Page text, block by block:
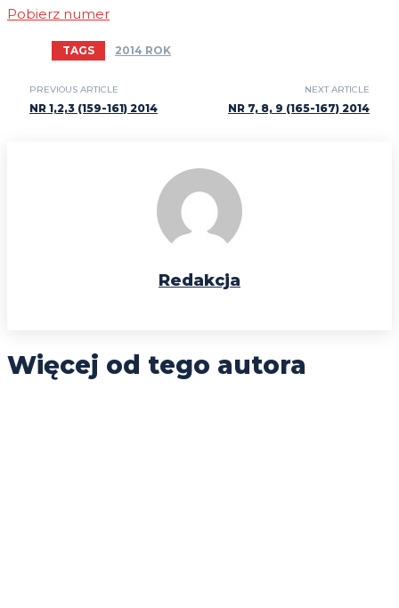
Pobierz numer
TAGS 2014 ROK
PREVIOUS ARTICLE
NR 1,2,3 (159-161) 2014
NEXT ARTICLE
NR 7, 8, 9 (165-167) 2014
Redakcja
Więcej od tego autora